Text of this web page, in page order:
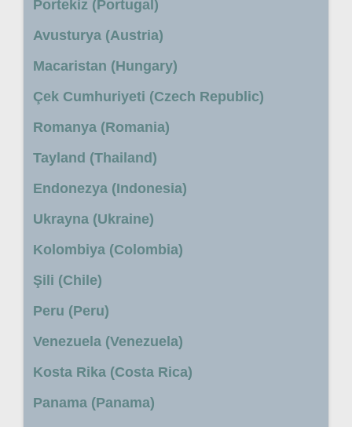
Portekiz (Portugal)
Avusturya (Austria)
Macaristan (Hungary)
Çek Cumhuriyeti (Czech Republic)
Romanya (Romania)
Tayland (Thailand)
Endonezya (Indonesia)
Ukrayna (Ukraine)
Kolombiya (Colombia)
Şili (Chile)
Peru (Peru)
Venezuela (Venezuela)
Kosta Rika (Costa Rica)
Panama (Panama)